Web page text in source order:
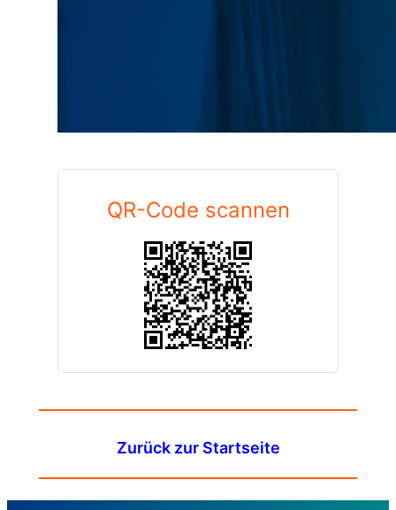
QR-Code scannen
Zurück zur Startseite